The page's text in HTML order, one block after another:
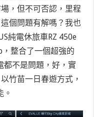
，但不可否認，里程
個問題有解嗎？我也
純電休旅車RZ 450e
，整合了一個超強的
都不是問題，好，實
竹苗一日春遊方式，
。